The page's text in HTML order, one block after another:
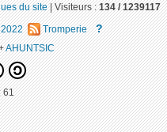
du site|Visiteurs :134 / 1239117
Tromperie ?
AHUNTSIC
61